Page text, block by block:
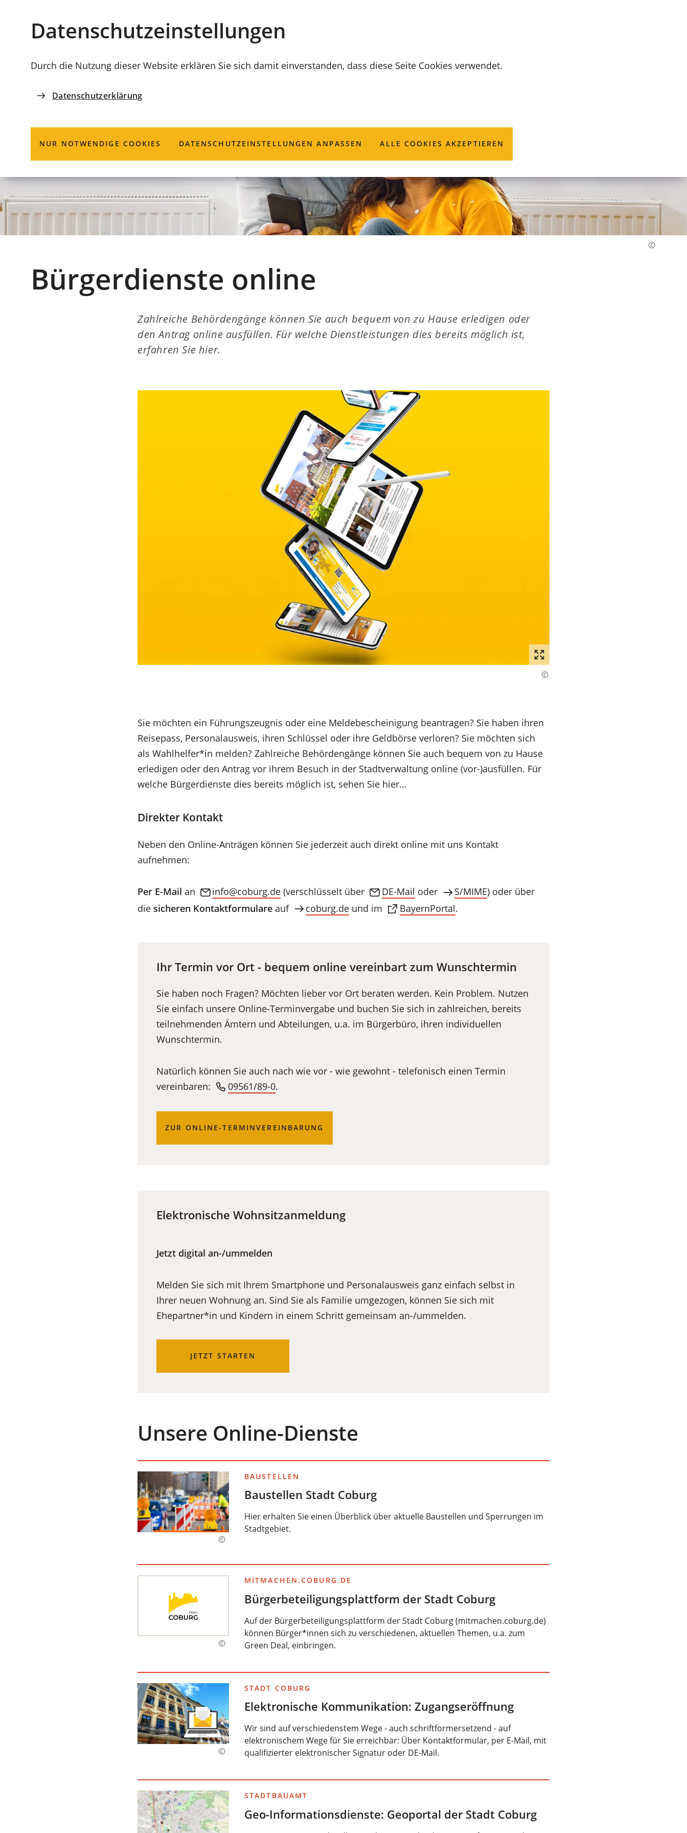
Datenschutz­einstellungen
Durch die Nutzung dieser Website erklären Sie sich damit einverstanden, dass diese Seite Cookies verwendet.
Datenschutzerklärung
NUR NOTWENDIGE COOKIES DATENSCHUTZ­EINSTELLUNGEN ANPASSEN ALLE COOKIES AKZEPTIEREN
Coburg
Bürgerdienste online
Zahlreiche Behördengänge können Sie auch bequem von zu Hause erledigen oder
den Antrag online ausfüllen. Für welche Dienstleistungen dies bereits möglich ist,
erfahren Sie hier.
Sie möchten ein Führungszeugnis oder eine Meldebescheinigung beantragen? Sie haben ihren
Reisepass, Personalausweis, ihren Schlüssel oder ihre Geldbörse verloren? Sie möchten sich
als Wahlhelfer*in melden? Zahlreiche Behördengänge können Sie auch bequem von zu Hause
erledigen oder den Antrag vor ihrem Besuch in der Stadtverwaltung online (vor-)ausfüllen. Für
welche Bürgerdienste dies bereits möglich ist, sehen Sie hier...
Direkter Kontakt
Neben den Online-Anträgen können Sie jederzeit auch direkt online mit uns Kontakt
aufnehmen:
Per E-Mail an info coburg de (verschlüsselt über DE-Mail oder S/MIME) oder über
die sicheren Kontaktformulare auf coburg.de und im BayernPortal.
Ihr Termin vor Ort - bequem online vereinbart zum Wunschtermin
Sie haben noch Fragen? Möchten lieber vor Ort beraten werden. Kein Problem. Nutzen
Sie einfach unsere Online-Terminvergabe und buchen Sie sich in zahlreichen, bereits
teilnehmenden Ämtern und Abteilungen, u.a. im Bürgerbüro, ihren individuellen
Wunschtermin.
Natürlich können Sie auch nach wie vor - wie gewohnt - telefonisch einen Termin
vereinbaren:
09561/89-0.
ZUR ONLINE-TERMINVEREINBARUNG
(ÖFFNET
Elektronische Wohnsitzanmeldung
Jetzt digital an-/ummelden
Melden Sie sich mit Ihrem Smartphone und Personalausweis ganz einfach selbst in
Ihrer neuen Wohnung an. Sind Sie als Familie umgezogen, können Sie sich mit
Ehepartner*in und Kindern in einem Schritt gemeinsam an-/ummelden.
JETZT STARTEN
(ÖFFNET
EINEM
Unsere Online-Dienste
BAUSTELLEN
Baustellen Stadt Coburg
Hier erhalten Sie einen Überblick über aktuelle Baustellen und Sperrungen im
Stadtgebiet.
MITMACHEN.COBURG.DE
Bürgerbeteiligungsplattform der Stadt Coburg
Auf der Bürgerbeteiligungsplattform der Stadt Coburg (mitmachen.coburg.de)
können Bürger*innen sich zu verschiedenen, aktuellen Themen, u.a. zum
Green Deal, einbringen.
STADT COBURG
Elektronische Kommunikation: Zugangseröffnung
Wir sind auf verschiedenstem Wege - auch schriftformersetzend - auf
elektronischem Wege für Sie erreichbar: Über Kontaktformular, per E-Mail, mit
qualifizierter elektronischer Signatur oder DE-Mail.
STADTBAUAMT
Geo-Informationsdienste: Geoportal der Stadt Coburg